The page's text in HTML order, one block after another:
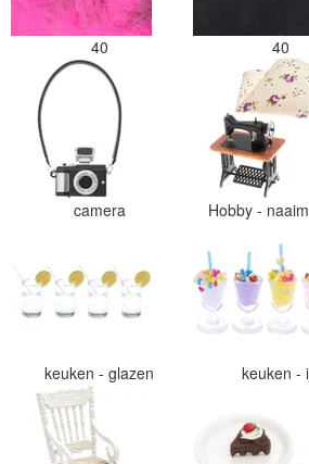
40 40
camera Hobby -
keuken - glazen keuken -